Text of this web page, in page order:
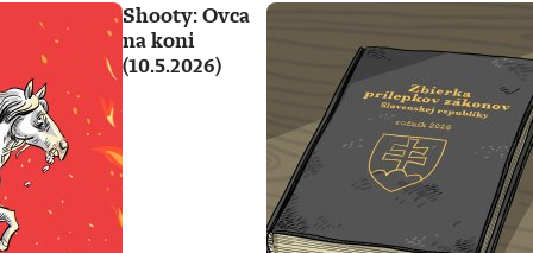
Shooty: Ovca
na koni
(10.5.2026)